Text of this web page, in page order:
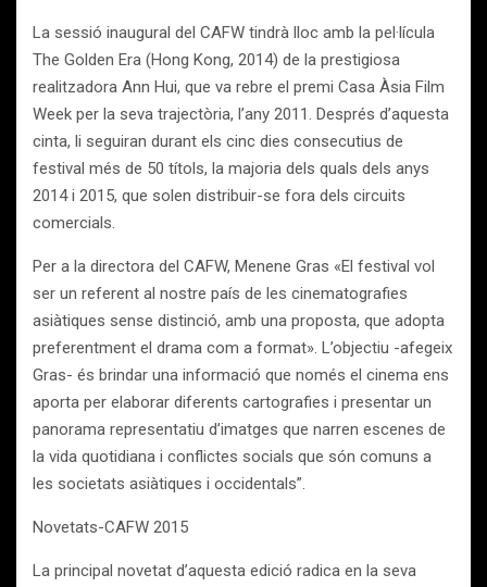
La sessió inaugural del CAFW tindrà lloc amb la pel·lícula
The Golden Era (Hong Kong, 2014) de la prestigiosa
realitzadora Ann Hui, que va rebre el premi Casa Àsia Film
Week per la seva trajectòria, l’any 2011. Després d’aquesta
cinta, li seguiran durant els cinc dies consecutius de
festival més de 50 títols, la majoria dels quals dels anys
2014 i 2015, que solen distribuir-se fora dels circuits
comercials.
Per a la directora del CAFW, Menene Gras «El festival vol
ser un referent al nostre país de les cinematografies
asiàtiques sense distinció, amb una proposta, que adopta
preferentment el drama com a format». L’objectiu -afegeix
Gras- és brindar una informació que només el cinema ens
aporta per elaborar diferents cartografies i presentar un
panorama representatiu d’imatges que narren escenes de
la vida quotidiana i conflictes socials que són comuns a
les societats asiàtiques i occidentals”.
Novetats-CAFW 2015
La principal novetat d’aquesta edició radica en la seva